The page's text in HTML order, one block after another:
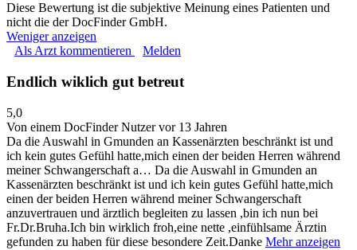
Diese Bewertung ist die subjektive Meinung eines Patienten und
nicht die der DocFinder GmbH.
Weniger anzeigen
Als Arzt kommentieren
Melden
Endlich wiklich gut betreut
5,0
Von einem DocFinder Nutzervor 13 Jahren
Da die Auswahl in Gmunden an Kassenärzten beschränkt ist und
ich kein gutes Gefühl hatte,mich einen der beiden Herren während
meiner Schwangerschaft a… Da die Auswahl in Gmunden an
Kassenärzten beschränkt ist und ich kein gutes Gefühl hatte,mich
einen der beiden Herren während meiner Schwangerschaft
anzuvertrauen und ärztlich begleiten zu lassen ,bin ich nun bei
Fr.Dr.Bruha.Ich bin wirklich froh,eine nette ,einfühlsame Ärztin
gefunden zu haben für diese besondere Zeit.Danke Mehr anzeigen